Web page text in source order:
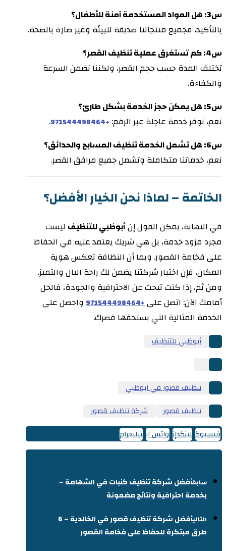
س3: هل المواد المستخدمة آمنة للأطفال؟
بالتأكيد، فجميع منتجاتنا صديقة للبيئة وغير ضارة بالصحة.
س4: كم تستغرق عملية تنظيف القصر؟
تختلف المدة حسب حجم القصر، ولكننا نضمن السرعة
والكفاءة.
س5: هل يمكن حجز الخدمة بشكل طارئ؟
نعم، نوفر خدمة عاجلة عبر الرقم:+971544498464
.
س6: هل تشمل الخدمة تنظيف المسابح والحدائق؟
نعم، خدماتنا متكاملة وتشمل جميع مرافق القصر.
الخاتمة – لماذا نحن الخيار الأفضل؟
في النهاية، يمكن القول إنأبوظبي للتنظيف ليست
مجرد مزود خدمة، بل هي شريك يعتمد عليه في الحفاظ
على فخامة القصور. وبما أن النظافة تعكس هوية
المكان، فإن اختيار شركتنا يضمن لك راحة البال والتميز.
ومن ثم، إذا كنت تبحث عن الاحترافية والجودة، فالحل
أمامك الآن: اتصل على+971544498464
واحصل على
الخدمة المثالية التي يستحقها قصرك.
أبوظبي للتنظيف
تنظيف قصور في ابوظبي
تنظيف قصور
شركة تنظيف قصور
فيسبوك لينكدإن واتس اب تيليجرام
سابقأفضل شركة تنظيف كنبات في الشهامة –
بخدمة احترافية ونتائج مضمونة
التالي
أفضل شركة تنظيف قصور في الخالدية – 6
طرق مبتكرة للحفاظ على فخامة القصور